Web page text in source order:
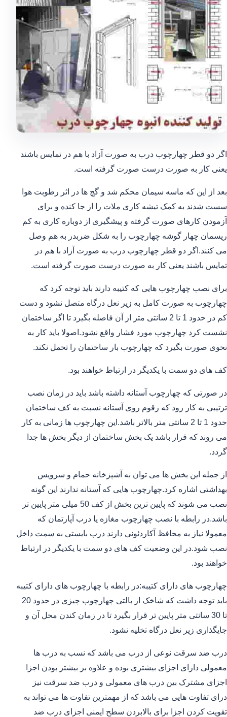
اگر دو قطر چهارچوب درب به صورت آزاد با هم در تمایس باشند
یعنی کار به صورت درست صورت گرفته است.
بعد از این که ماسه سیمان محکم شد و گچ ها در اثر رطوبت هوا
سست شدند به کمک تیشه کاری ملات را از جا کنده و برای
آزمودن کارهای صورت گرفته و پیشگیری از دوباره کاری به کم
ریسمان چهار گوشه چهارچوب را به شکل ضربدر به هم وصل
می کنند.اگر دو قطر چهارچوب درب به صورت آزاد با هم در
تمایس باشند یعنی کار به صورت درست صورت گرفته است.
برای نصب چهارچوب هایی که کتیبه دارند باید توجه کرد که
چهارچوب به صورت کامل به زیر نعل درگاه متصل نشود و دست
کم در حدود 1 تا 2 سانتی متر از آن فاصله بگیرد تا اگر ساختمان
نشست کرد چهارچوب مورد فشار واقع نشود.اصولا باید کار به
نحوی صورت بگیرد که چهارچوب بار ساختمان را تحمل نکند.
کف های دو سمت با یکدیگر در ارتباط خواهند بود.
در صورتی که چهارچوب آستانه داشته باشد باید در زمان نصب
ترتیبی به کار رود که رقوم روی آستانه نسبت به کف ساختمان
حدود 1 تا 2 سانتی متر بالاتر باشد.این چهارچوب ها زمانی به کار
می روند که قرار باشد یک بخش ساختمان از دیگر بخش ها جدا
گردد.
از جمله این بخش ها می توان به آشپزخانه حمام و سرویس
بهداشتی اشاره کرد.چهارچوب هایی که آستانه ندارند این گونه
نصب می شوند که پایین ترین بخش از کف 50 میلی متر پایین تر
باشد.در رابطه با نصب چهارچوب مغازه یا درب آپارتمان که
معمولا نیاز به محافظ آکاردئونی دارند درب بایستی به سمت داخل
نصب شود.در این وضعیت کف های دو سمت با یکدیگر در ارتباط
خواهند بود.
چهارچوب های دارای کتیبه:در رابطه با چهارچوب های دارای کتیبه
باید توجه داشت که شاخک از بالتی چهارچوب چیزی در حدود 20
تا 30 سانتی متر پایین تر قرار بگیرد تا در زمان کندن محل آن و
جایگذاری زیر نعل درگاه تخلیه نشود.
درب ضد سرقت نوعی از درب می باشد که نسب به درب ها
معمولی دارای اجزای بیشتری بوده و علاوه بر بیشتر بودن اجزا
اجزای مشترک بین درب های معمولی و درب ضد سرقت نیز
درای تفاوت هایی می باشد که از مهمترین تفاوت ها می تواند به
تقویت کردن اجزا برای بالابردن سطح ایمنی اجزای درب ضد